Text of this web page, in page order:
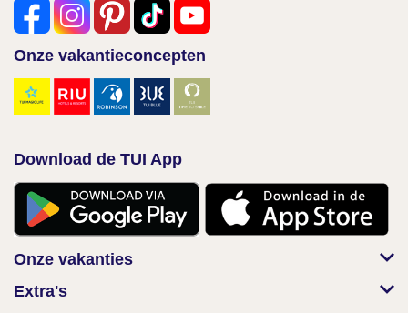
Onze vakantieconcepten
Download de TUI App
Onze vakanties
Extra's